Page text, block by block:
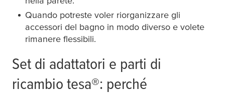
Distributore di sapone
Portabicchieri
Quando potreste voler riorganizzare gli
accessori del bagno in modo diverso e volete
rimanere flessibili.
Set di adattatori e parti di
ricambio tesa®: perché